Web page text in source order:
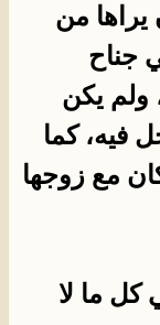
يراها من
جناح
ولم يكن
فيه، كما
مع زوجها
ما لا